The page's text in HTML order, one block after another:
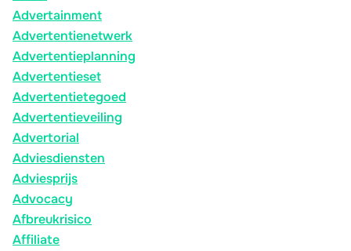
Advertainment
Advertentienetwerk
Advertentieplanning
Advertentieset
Advertentietegoed
Advertentieveiling
Advertorial
Adviesdiensten
Adviesprijs
Advocacy
Afbreukrisico
Affiliate